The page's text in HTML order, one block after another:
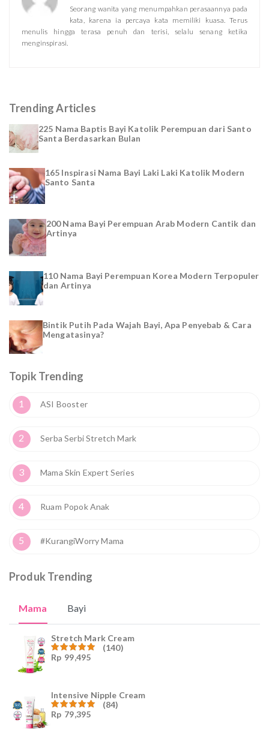
Seorang wanita yang menumpahkan perasaannya pada
kata, karena ia percaya kata memiliki kuasa. Terus
menulis hingga terasa penuh dan terisi, selalu senang ketika
menginspirasi.
Trending Articles
225 Nama Baptis Bayi Katolik Perempuan dari Santo
Santa Berdasarkan Bulan
165 Inspirasi Nama Bayi Laki Laki Katolik Modern
Santo Santa
200 Nama Bayi Perempuan Arab Modern Cantik dan
Artinya
110 Nama Bayi Perempuan Korea Modern Terpopuler
dan Artinya
Bintik Putih Pada Wajah Bayi, Apa Penyebab & Cara
Mengatasinya?
Topik Trending
1 ASI Booster
2 Serba Serbi Stretch Mark
3 Mama Skin Expert Series
4 Ruam Popok Anak
5 #KurangiWorry Mama
Produk Trending
Mama Bayi
Stretch Mark Cream
Dinilai
(140)
Rp 99,495
Intensive Nipple Cream
Dinilai
(84)
Rp 79,395